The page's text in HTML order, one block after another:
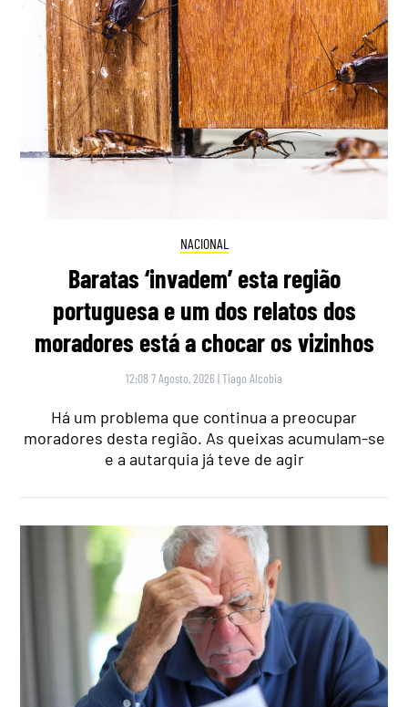
NACIONAL
Baratas ‘invadem’ esta região
portuguesa e um dos relatos dos
moradores está a chocar os vizinhos
12:08 7 Agosto, 2026 |Tiago Alcobia
Há um problema que continua a preocupar
moradores desta região. As queixas acumulam-se
e a autarquia já teve de agir